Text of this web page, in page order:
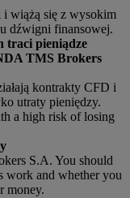
i wiążą się z wysokim
dźwigni finansowej.
traci pieniądze
TMS Brokers
kontrakty CFD i
utraty pieniędzy.
a high risk of losing
S.A. You should
work and whether you
money.